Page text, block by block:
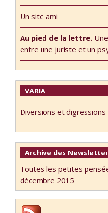
Un site ami
Au pied de la lettre.
entre une juriste et un
VARIA
Diversions et digressions
Archive des
Toutes les petites
décembre 2015